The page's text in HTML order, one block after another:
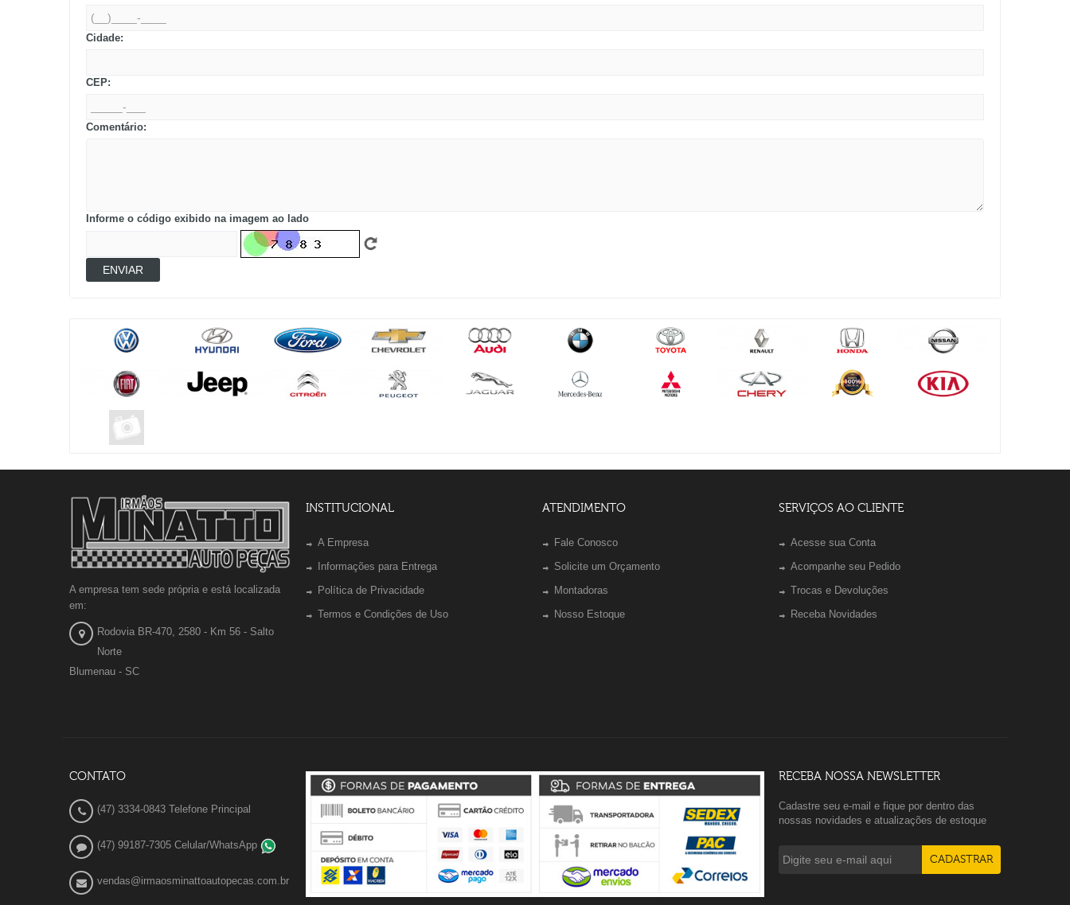
Cidade:
CEP:
Comentário:
Informe o código exibido na imagem ao lado
ENVIAR
A empresa tem sede própria e está localizada
em:
Rodovia BR-470, 2580 - Km 56 - Salto
Norte
Blumenau - SC
INSTITUCIONAL
A Empresa
Informações para Entrega
Política de Privacidade
Termos e Condições de Uso
ATENDIMENTO
Fale Conosco
Solicite um Orçamento
Montadoras
Nosso Estoque
SERVIÇOS AO CLIENTE
Acesse sua Conta
Acompanhe seu Pedido
Trocas e Devoluções
Receba Novidades
CONTATO
(47) 3334-0843 Telefone Principal
(47) 99187-7305 Celular/WhatsApp
vendas@irmaosminattoautopecas.com.br
RECEBA NOSSA NEWSLETTER
Cadastre seu e-mail e fique por dentro das
nossas novidades e atualizações de estoque